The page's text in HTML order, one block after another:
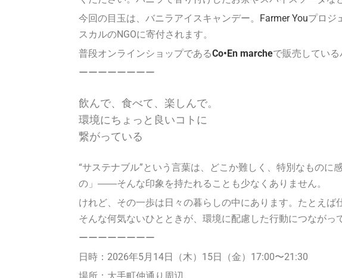
今回の目玉は、バニラアイスキャンデー。 Farmer Youプロジ
スカルのNGOに寄付されます。
普段オンラインショップであるCo•En marcheで販売している
ーーーーーーーー
飲んで、食べて、楽しんで。
環境にちょっと良いコトに
繋がっている
“サステナブル”という言葉は、どこか難しく、特別なものに
の」――そんな印象を持たれることも少なくありません。
けれど、その一歩は日々の暮らしの中にあります。たとえば
そんな何気ないひとときが、環境に配慮した行動につながっ
ーーーーーーーー
日時：2026年5月14日（木）15日（金）17:00〜21:30
場所：大手町仲通り周辺